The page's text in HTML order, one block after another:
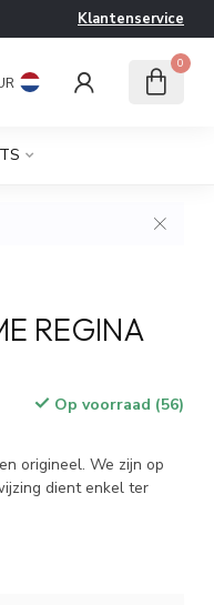
Klantenservice
0
REGINA
Op voorraad (56)
origineel. We zijn op
dient enkel ter